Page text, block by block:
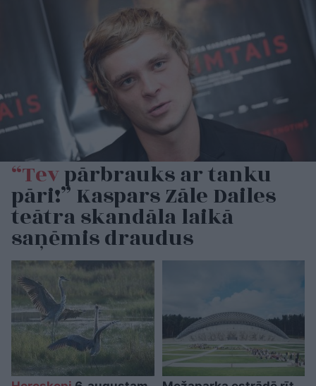
“Tevpārbrauks ar tanku
pāri!” Kaspars Zāle Dailes
teātra skandāla laikā
saņēmis draudus